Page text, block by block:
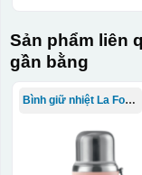
Sản phẩm liên
gần bằng
Bình giữ nhiệt La Fonte